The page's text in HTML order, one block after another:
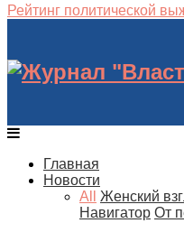
Рейтинг политической
Главная
Новости
All
Женский
Навигатор От